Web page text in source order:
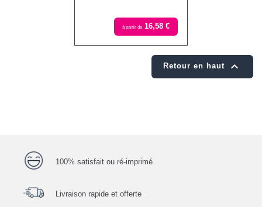
à partir de 16,58 €
Retour en haut 
100% satisfait ou ré-imprimé
Livraison rapide et offerte